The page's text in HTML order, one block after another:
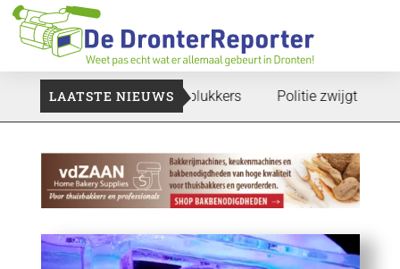
LAATSTE NIEUWS
Voedselbank zoekt plukkers Politie zwijgt nog over